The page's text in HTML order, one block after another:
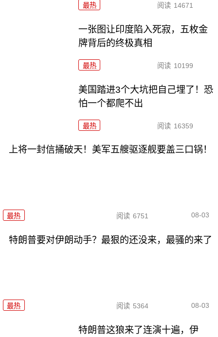
最热 阅读 14671
一张图让印度陷入死寂，五枚金
牌背后的终极真相
最热 阅读 10199
美国踏进3个大坑把自己埋了！恐
怕一个都爬不出
最热 阅读 16359
上将一封信捅破天！美军五艘驱逐舰要盖三口锅！
最热 阅读 6751 08-03
特朗普要对伊朗动手？最狠的还没来，最骚的来了
最热 阅读 5364 08-03
特朗普这狼来了连演十遍，伊